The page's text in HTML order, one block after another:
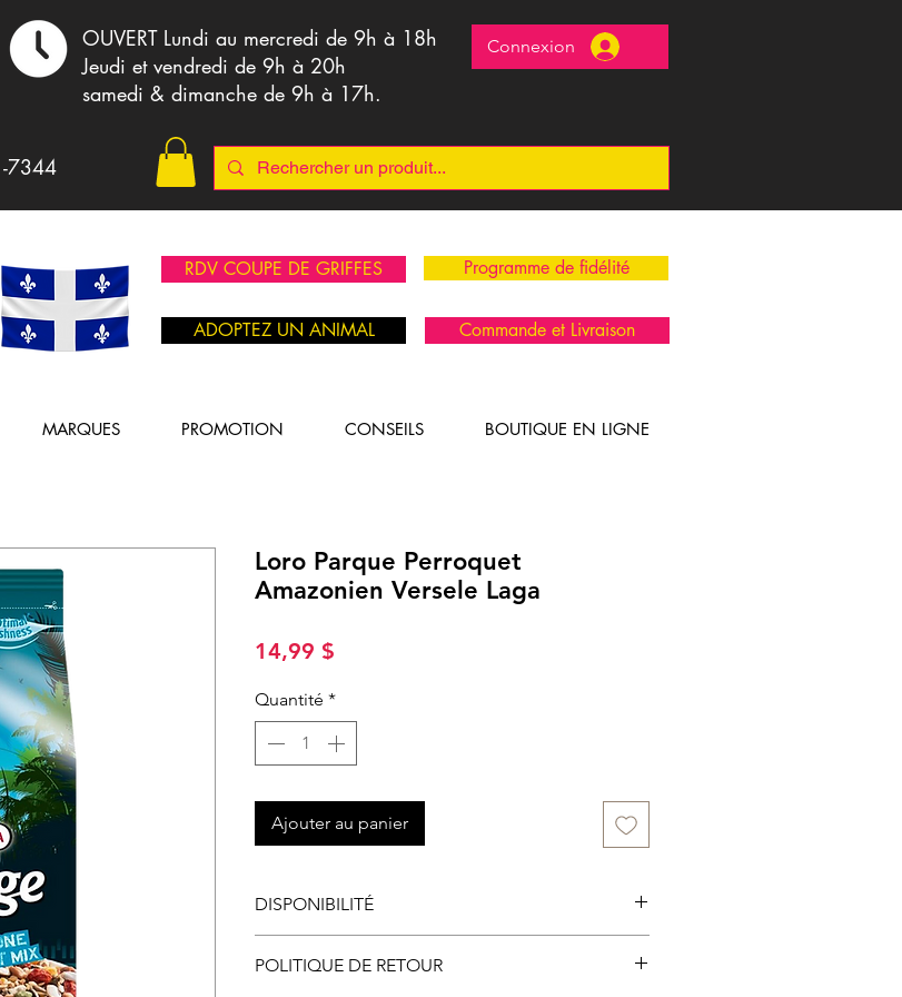
OUVERT Lundi au mercredi de 9h à 18h
Jeudi et vendredi de 9h à 20h
samedi & dimanche de 9h à 17h.
Connexion
7344
RDV COUPE DE GRIFFES Programme de fidélité
ADOPTEZ UN ANIMAL Commande et Livraison
MARQUES PROMOTION CONSEILS BOUTIQUE EN LIGNE
Loro Parque Perroquet
Amazonien Versele Laga
14,99 $
Quantité *
Ajouter au panier
DISPONIBILITÉ
POLITIQUE DE RETOUR